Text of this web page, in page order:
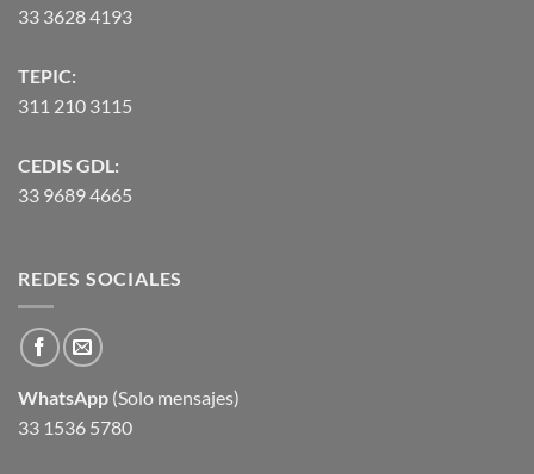
33 3628 4193
TEPIC:
311 210 3115
CEDIS GDL:
33 9689 4665
REDES SOCIALES
WhatsApp (Solo mensajes)
33 1536 5780